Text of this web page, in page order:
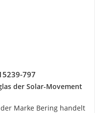
797
der Solar-Movement
Marke Bering handelt